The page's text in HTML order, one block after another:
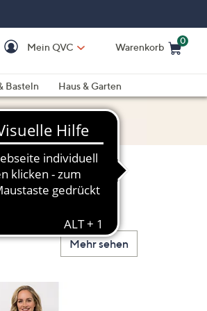
Mein QVC Warenkorb
0
Basteln
Haus & Garten
Mehr sehen